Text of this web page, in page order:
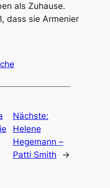
als Zuhause.
dass sie Armenier
Nächste:
Helene
Hegemann –
Patti Smith
→